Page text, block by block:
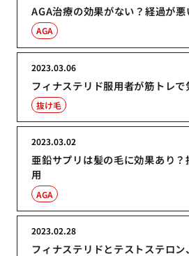
AGA治療の効果がない？経過が
AGA
フィナステリド服用者が筋トレ
2023.03.06
抜け毛
亜鉛サプリは髪の毛に効果あり
用
2023.03.02
AGA
フィナステリドとテストステロ
2023.02.28